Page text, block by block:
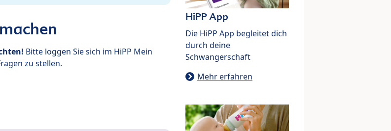
Bitte loggen Sie sich im HiPP Mein
zu stellen.
HiPP App
Die HiPP App begleitet dich
durch deine
Schwangerschaft
Mehr erfahren